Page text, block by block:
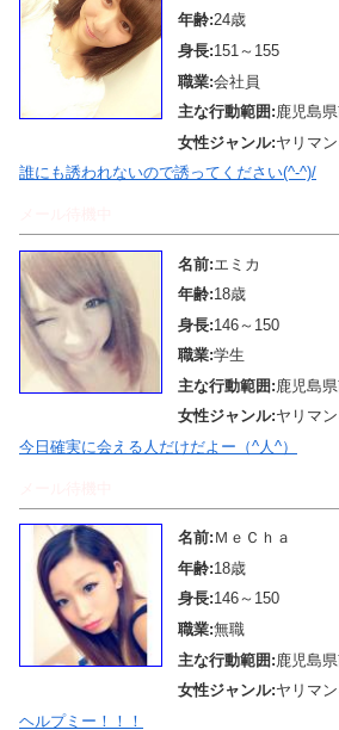
年齢:24歳
身長:151～155
職業:会社員
主な行動範囲:鹿児島
女性ジャンル:ヤリマ
誰にも誘われないので誘ってください(^-^)/
名前:エミカ
年齢:18歳
身長:146～150
職業:学生
主な行動範囲: 鹿児島
女性ジャンル:ヤリマ
今日確実に会える人だけだよー（^人^）
名前: ＭｅＣｈａ
年齢:18歳
身長:146～150
職業:無職
主な行動範囲: 鹿児島
女性ジャンル:ヤリマ
ヘルプミー！！！